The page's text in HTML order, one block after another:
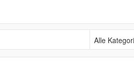
Alle Kategorien